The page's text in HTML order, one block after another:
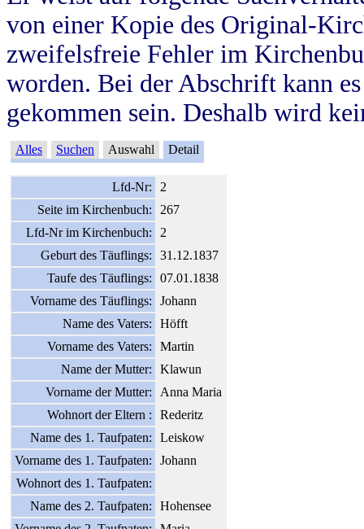
von einer Kopie des Original-
zweifelsfreie Fehler im
worden. Bei der Abschrift kann
gekommen sein. Deshalb wird
Alles Suchen Auswahl Detail
Lfd-Nr:
2
Seite im Kirchenbuch:
267
Lfd-Nr im Kirchenbuch:
2
Geburt des Täuflings:
31.12.1837
Taufe des Täuflings:
07.01.1838
Vorname des Täuflings:
Johann
Name des Vaters:
Höfft
Vorname des Vaters:
Martin
Name der Mutter:
Klawun
Vorname der Mutter:
Anna Maria
Wohnort der Eltern :
Rederitz
Name des 1. Taufpaten:
Leiskow
Vorname des 1. Taufpaten:
Johann
Wohnort des 1. Taufpaten:
Name des 2. Taufpaten:
Hohensee